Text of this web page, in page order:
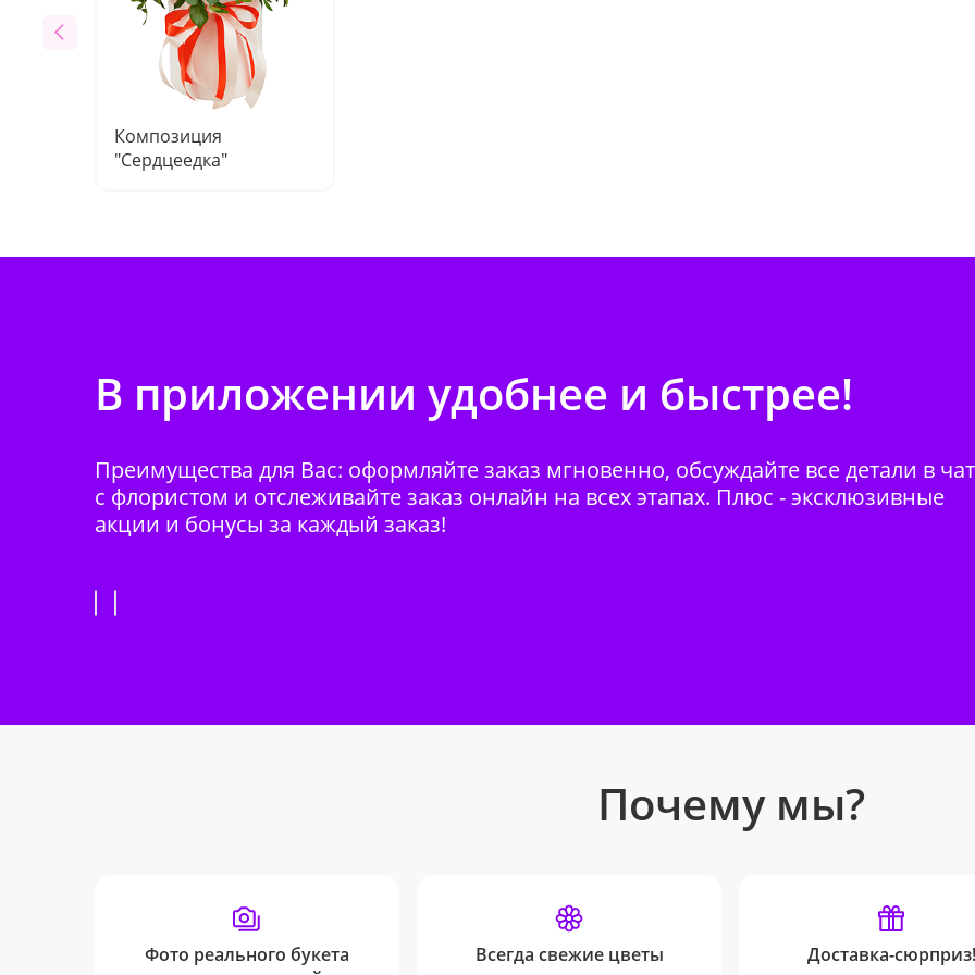
Композиция
"Сердцеедка"
В приложении удобнее и быстрее!
Преимущества для Вас: оформляйте заказ мгновенно, обсуждайте все детали в
с флористом и отслеживайте заказ онлайн на всех этапах. Плюс - эксклюзивные
акции и бонусы за каждый заказ!
Почему мы?
Фото реального букета
Всегда свежие цветы Доставка-сюрприз!